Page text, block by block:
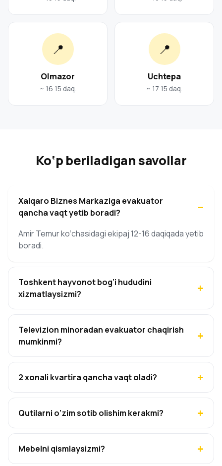
📍
Olmazor
~ 16 15 daq.
📍
Uchtepa
~ 17 15 daq.
Ko‘p beriladigan savollar
Xalqaro Biznes Markaziga evakuator
qancha vaqt yetib boradi?
Amir Temur ko‘chasidagi ekipaj 12-16 daqiqada yetib
boradi.
Toshkent hayvonot bog‘i hududini
xizmatlaysizmi?
Televizion minoradan evakuator chaqirish
mumkinmi?
2 xonali kvartira qancha vaqt oladi?
Qutilarni o‘zim sotib olishim kerakmi?
Mebelni qismlaysizmi?